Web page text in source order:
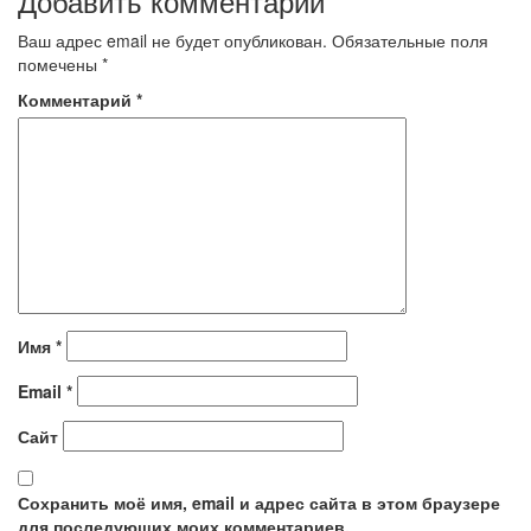
записям
Ваш адрес email не будет опубликован. Обязательные поля
помечены *
Комментарий *
Имя *
Email *
Сайт
Сохранить моё имя, email и адрес сайта в этом браузере